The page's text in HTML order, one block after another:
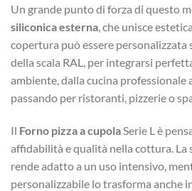
Un grande punto di forza di questo
siliconica esterna, che unisce
copertura può essere personalizzata
della scala RAL, per integrarsi
ambiente, dalla cucina professionale
passando per ristoranti, pizzerie o
Il Forno pizza a cupola Serie L è
affidabilità e qualità nella cottura.
rende adatto a un uso intensivo,
personalizzabile lo trasforma anche